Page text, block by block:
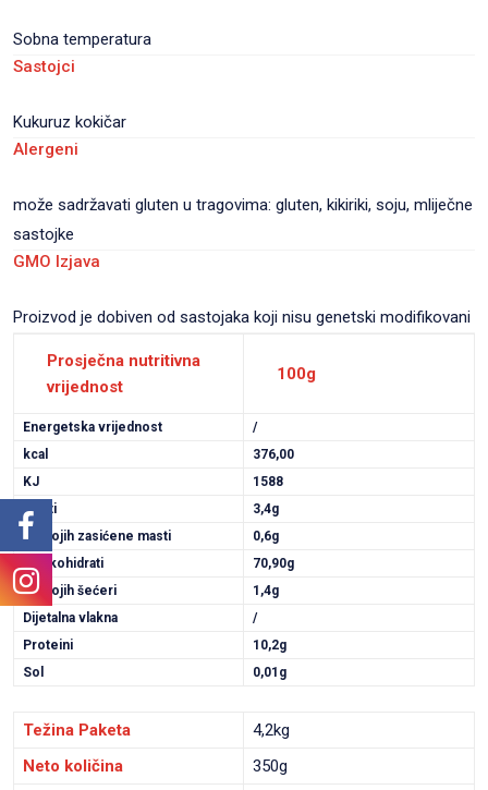
Sobna temperatura
Sastojci
Kukuruz kokičar
Alergeni
može sadržavati gluten u tragovima: gluten, kikiriki, soju, mliječne
sastojke
GMO Izjava
Proizvod je dobiven od sastojaka koji nisu genetski modifikovani
Prosječna nutritivna
vrijednost
100g
Energetska vrijednost
/
kcal
376,00
KJ
1588
Masti
3,4g
Od kojih zasićene masti
0,6g
Ugljikohidrati
70,90g
Od kojih šećeri
1,4g
Dijetalna vlakna
/
Proteini
10,2g
Sol
0,01g
Težina Paketa
4,2kg
Neto količina
350g